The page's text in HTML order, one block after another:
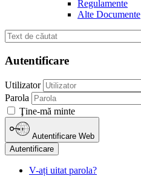
Regulamente
Alte Documente
Autentificare
Utilizator
Parola
Ţine-mă minte
Autentificare Web
Autentificare
V-ați uitat parola?